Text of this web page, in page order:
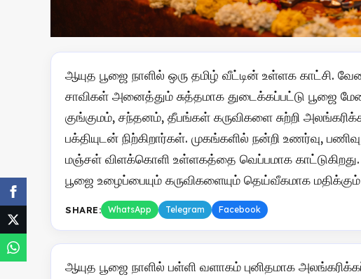
ஆயுத பூஜை நாளில் ஒரு தமிழ் வீட்டின் உள்ளக காட்சி.
சாவிகள் அனைத்தும் சுத்தமாக துடைக்கப்பட்டு பூஜை
குங்குமம், சந்தனம், தீபங்கள் கருவிகளை சுற்றி
பக்தியுடன் நிற்கிறார்கள். முகங்களில் நன்றி உணர்வு,
மஞ்சள் விளக்கொளி உள்ளகத்தை வெப்பமாக
பூஜை உழைப்பையும் கருவிகளையும் தெய்வீகமாக
SHARE: WhatsApp Telegram Facebook
ஆயுத பூஜை நாளில் பள்ளி வளாகம் புனிதமாக